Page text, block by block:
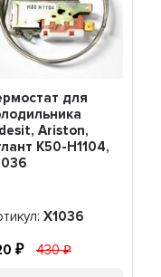
для
Ariston,
K50-H1104,
Х1036
430